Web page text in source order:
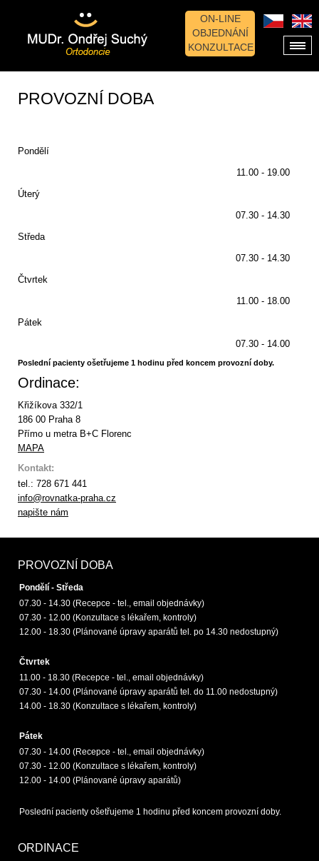
ON-LINE
OBJEDNÁNÍ
KONZULTACE
PROVOZNÍ DOBA
Pondělí
11.00 - 19.00
Úterý
07.30 - 14.30
Středa
07.30 - 14.30
Čtvrtek
11.00 - 18.00
Pátek
07.30 - 14.00
Poslední pacienty ošetřujeme 1 hodinu před koncem provozní doby.
Ordinace:
Křižíkova 332/1
186 00 Praha 8
Přímo u metra B+C Florenc
MAPA
Kontakt:
tel.: 728 671 441
info@rovnatka-praha.cz
napište nám
PROVOZNÍ DOBA
Pondělí - Středa
07.30 - 14.30 (Recepce - tel., email objednávky)
07.30 - 12.00 (Konzultace s lékařem, kontroly)
12.00 - 18.30 (Plánované úpravy aparátů tel. po 14.30 nedostupný)
Čtvrtek
11.00 - 18.30 (Recepce - tel., email objednávky)
07.30 - 14.00 (Plánované úpravy aparátů tel. do 11.00 nedostupný)
14.00 - 18.30 (Konzultace s lékařem, kontroly)
Pátek
07.30 - 14.00 (Recepce - tel., email objednávky)
07.30 - 12.00 (Konzultace s lékařem, kontroly)
12.00 - 14.00 (Plánované úpravy aparátů)
Poslední pacienty ošetřujeme 1 hodinu před koncem provozní doby.
ORDINACE